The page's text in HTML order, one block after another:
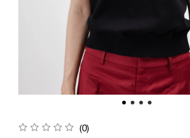
(0)